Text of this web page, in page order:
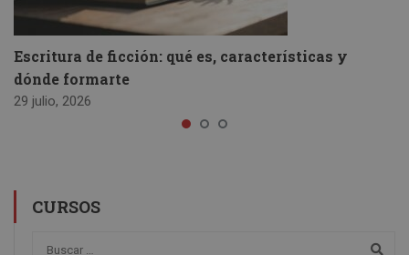
Escritura de ficción: qué es, características y
dónde formarte
29 julio, 2026
CURSOS